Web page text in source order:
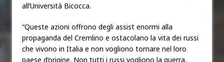
all’Università Bicocca.
“Queste azioni offrono degli assist enormi alla
propaganda del Cremlino e ostacolano la vita dei russi
che vivono in Italia e non vogliono tornare nel loro
paese d’origine. Non tutti i russi vogliono la guerra,